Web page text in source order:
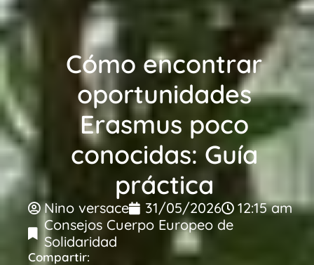
Cómo encontrar
oportunidades
Erasmus poco
conocidas: Guía
práctica
Nino versace 31/05/2026
12:15 am
Consejos Cuerpo Europeo de
Solidaridad
Compartir: